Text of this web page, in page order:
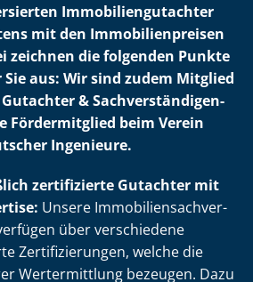
Im­mo­bi­li­en­gut­ach­ter
mit den Im­mo­bi­li­en­prei­sen
zeichnen die folgenden Punkte
aus: Wir sind zudem Mitglied
& Sach­ver­stän­di­gen­
Fördermitglied beim Verein
Ingenieure.
zertifizierte Gutachter mit
Unsere Im­mo­bi­li­en­sach­ver­
über verschiedene
Zer­ti­fi­zie­run­gen, welche die
Wertermittlung bezeugen. Dazu